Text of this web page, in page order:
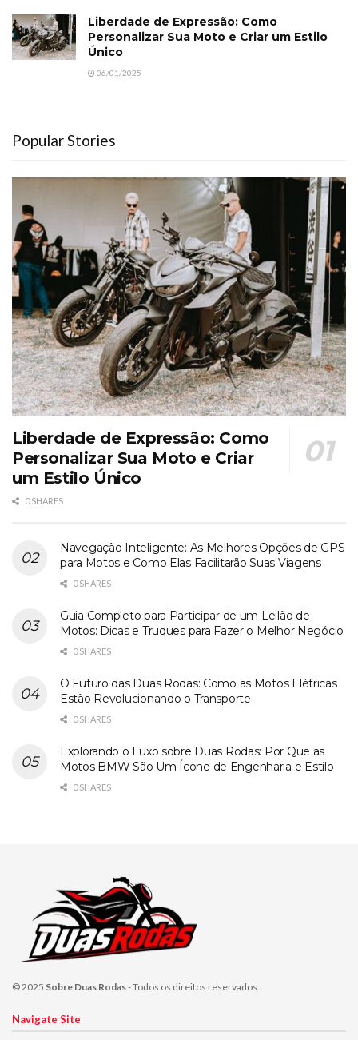
Liberdade de Expressão: Como
Personalizar Sua Moto e Criar um Estilo
Único
06/01/2025
Popular Stories
Liberdade de Expressão: Como
Personalizar Sua Moto e Criar
um Estilo Único
0 SHARES
Navegação Inteligente: As Melhores Opções de GPS
para Motos e Como Elas Facilitarão Suas Viagens
0 SHARES
Guia Completo para Participar de um Leilão de
Motos: Dicas e Truques para Fazer o Melhor Negócio
0 SHARES
O Futuro das Duas Rodas: Como as Motos Elétricas
Estão Revolucionando o Transporte
0 SHARES
Explorando o Luxo sobre Duas Rodas: Por Que as
Motos BMW São Um Ícone de Engenharia e Estilo
0 SHARES
© 2025 Sobre Duas Rodas- Todos os direitos reservados.
Navigate Site